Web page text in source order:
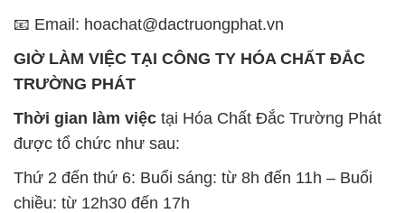
📧 Email: hoachat@dactruongphat.vn
GIỜ LÀM VIỆC TẠI CÔNG TY HÓA CHẤT ĐẮC
TRƯỜNG PHÁT
Thời gian làm việc tại Hóa Chất Đắc Trường Phát
được tổ chức như sau:
Thứ 2 đến thứ 6: Buổi sáng: từ 8h đến 11h – Buổi
chiều: từ 12h30 đến 17h